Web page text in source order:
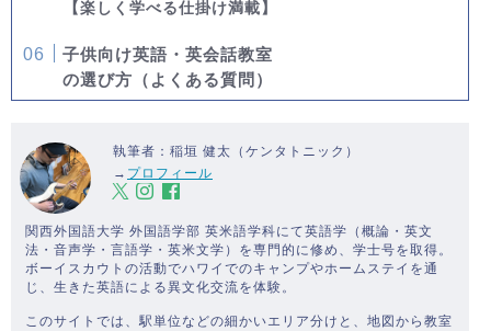
【楽しく学べる仕掛け満載】
子供向け英語・英会話教室
の選び方（よくある質問）
執筆者：稲垣 健太（ケンタトニック）
→ プロフィール
関西外国語大学 外国語学部 英米語学科にて英語学（概論・英文
法・音声学・言語学・英米文学）を専門的に修め、学士号を取得。
ボーイスカウトの活動でハワイでのキャンプやホームステイを通
じ、生きた英語による異文化交流を体験。
このサイトでは、駅単位などの細かいエリア分けと、地図から教室